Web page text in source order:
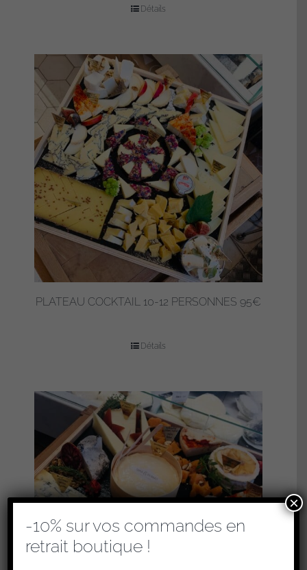
Détails
PLATEAU COCKTAIL 10-12 PERSONNES 95€
Détails
-10% sur vos commandes en
retrait boutique !
×